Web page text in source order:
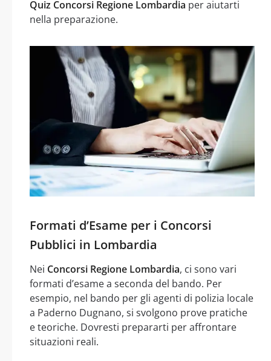
Quiz Concorsi Regione Lombardia per aiutarti
nella preparazione.
Formati d’Esame per i Concorsi
Pubblici in Lombardia
Nei Concorsi Regione Lombardia, ci sono vari
formati d’esame a seconda del bando. Per
esempio, nel bando per gli agenti di polizia locale
a Paderno Dugnano, si svolgono prove pratiche
e teoriche. Dovresti prepararti per affrontare
situazioni reali.